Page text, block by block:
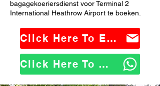
bagagekoeriersdienst voor Terminal 2
International Heathrow Airport te boeken.
Click Here To Email Us
Click Here To WhatsApp Us